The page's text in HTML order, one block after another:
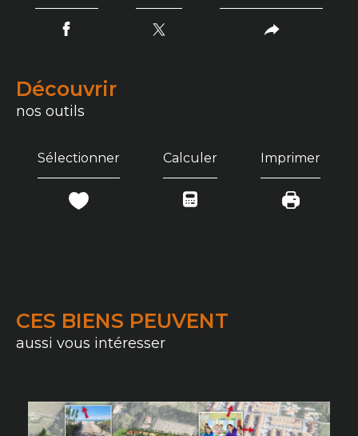
découvrir
nos outils
Sélectionner Calculer Imprimer
CES BIENS PEUVENT
aussi vous intéresser